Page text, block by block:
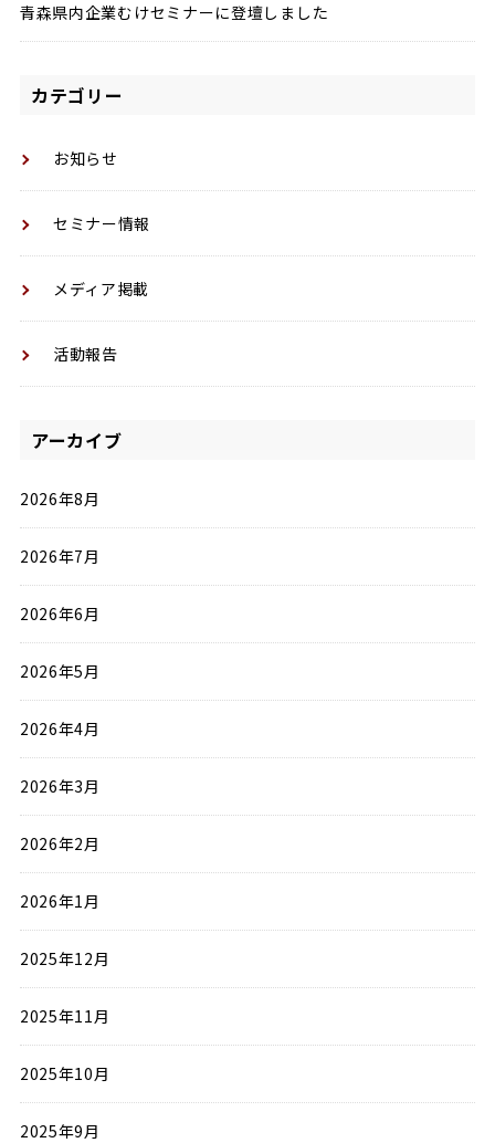
青森県内企業むけセミナーに登壇しました
カテゴリー
お知らせ
セミナー情報
メディア掲載
活動報告
アーカイブ
2026年8月
2026年7月
2026年6月
2026年5月
2026年4月
2026年3月
2026年2月
2026年1月
2025年12月
2025年11月
2025年10月
2025年9月